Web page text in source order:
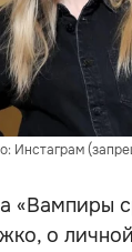
Инстаграм
«Вампиры
о